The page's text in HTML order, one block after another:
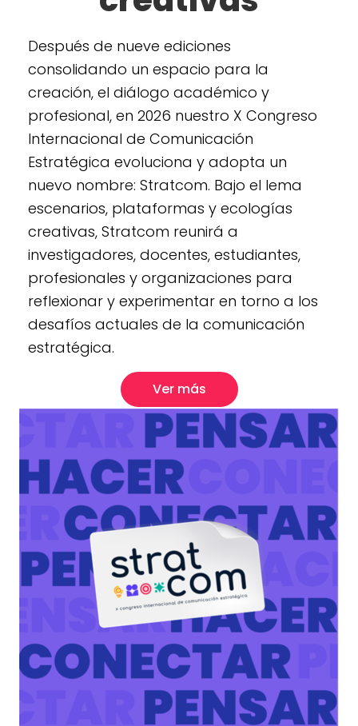
Después de nueve ediciones
consolidando un espacio para la
creación, el diálogo académico y
profesional, en 2026 nuestro X Congreso
Internacional de Comunicación
Estratégica evoluciona y adopta un
nuevo nombre: Stratcom. Bajo el lema
escenarios, plataformas y ecologías
creativas, Stratcom reunirá a
investigadores, docentes, estudiantes,
profesionales y organizaciones para
reflexionar y experimentar en torno a los
desafíos actuales de la comunicación
estratégica.
Ver más